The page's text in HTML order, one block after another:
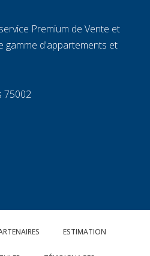
Premium de Vente et
gamme d'appartements et
75002
ESTIMATION